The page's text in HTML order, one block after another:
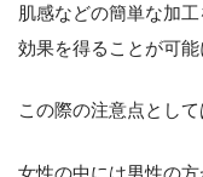
肌感などの簡単な加
効果を得ることが可能
この際の注意点として
女性の中には男性の